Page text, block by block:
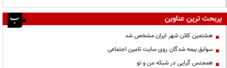
پربحث ترین عناوین
هشتمین کلان شهر ایران مشخص شد
سوابق بیمه شدگان روی سایت تامین اجتماعی
همجنس گرایی در شبکه من و تو